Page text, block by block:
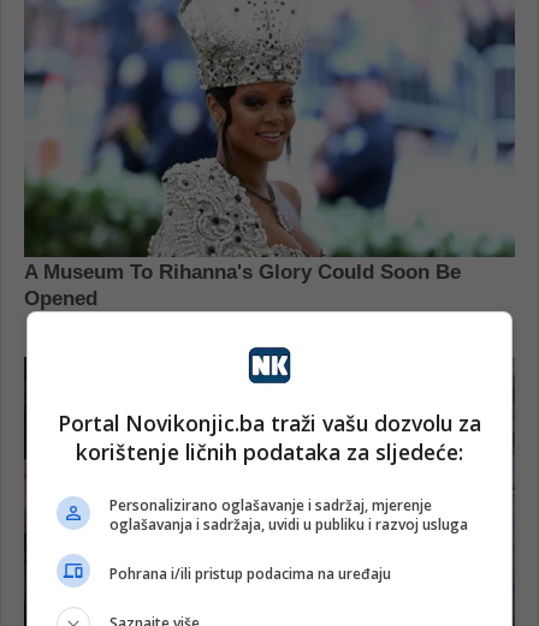
Portal Novikonjic.ba traži vašu dozvolu za
korištenje ličnih podataka za sljedeće:
Personalizirano oglašavanje i sadržaj, mjerenje
oglašavanja i sadržaja, uvidi u publiku i razvoj usluga
Pohrana i/ili pristup podacima na uređaju